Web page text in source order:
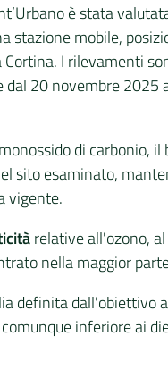
è stata
stazione mobile,
I rilevamenti
20 novembre 2025
di carbonio, il
sito esaminato,
vigente.
relative all'ozono,
nella maggior
definita dall'obiettivo
inferiore ai